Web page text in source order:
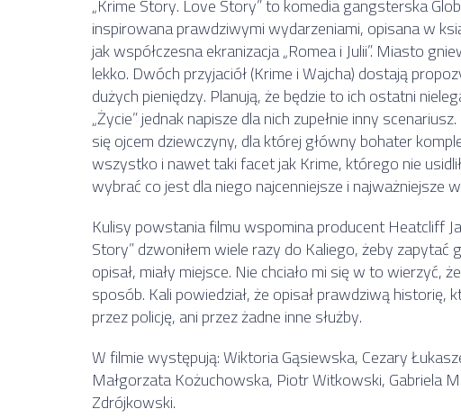
inspirowana prawdziwymi wydarzeniami, opisana w
jak współczesna ekranizacja „Romea i Julii”. Miasto
lekko. Dwóch przyjaciół (Krime i Wajcha) dostają
dużych pieniędzy. Planują, że będzie to ich ostatni
„Życie” jednak napisze dla nich zupełnie inny
się ojcem dziewczyny, dla której główny bohater
wszystko i nawet taki facet jak Krime, którego nie
wybrać co jest dla niego najcenniejsze i najważniejsze
Kulisy powstania filmu wspomina producent Heatcliff
Story” dzwoniłem wiele razy do Kaliego, żeby
opisał, miały miejsce. Nie chciało mi się w to wierzyć,
sposób. Kali powiedział, że opisał prawdziwą historię,
przez policję, ani przez żadne inne służby.
W filmie występują: Wiktoria Gąsiewska, Cezary
Małgorzata Kożuchowska, Piotr Witkowski, Gabriela
Zdrójkowski.